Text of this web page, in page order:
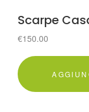
Scarpe
€150.00